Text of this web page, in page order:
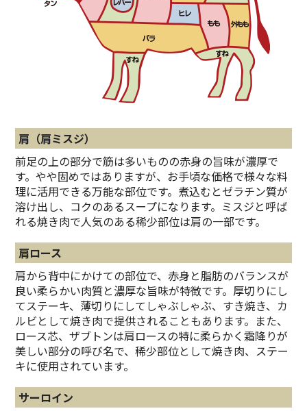
肩（肩ミスジ）
前足の上の部分で筋は多いものの赤身の旨味が濃厚で
す。やや固めではありますが、お手頃な価格で様々な料
理に活用できる万能な部位です。煮込むとゼラチン質が
溶け出し、コクのあるスープになります。ミスジと呼ば
れる焼き肉で人気のある稀少部位は肩の一部です。
肩ロース
肩から背中にかけての部位で、赤身と脂肪のバランスが
良い柔らかい肉質と濃厚な旨味が特徴です。厚切りにし
てステーキ、薄切りにしてしゃぶしゃぶ、すき焼き、カ
ルビとして焼き肉で提供されることもあります。また、
ロース芯、ザブトンは肩ロースの特に柔らかく霜降りが
美しい部分の呼び名で、稀少部位として焼き肉、ステー
キに使用されています。
サーロイン